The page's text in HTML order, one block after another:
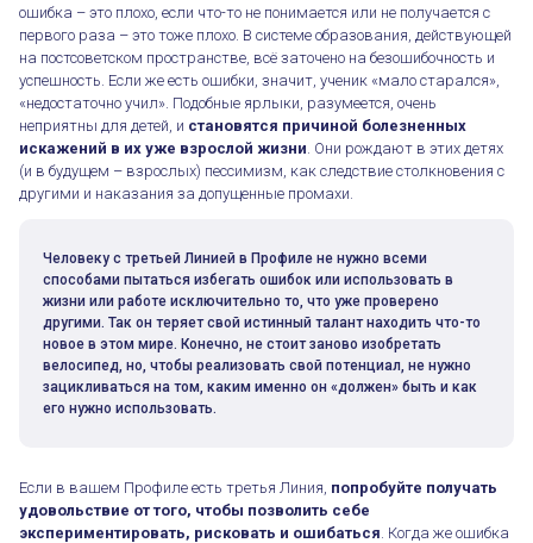
ошибка – это плохо, если что-то не понимается или не получается с
первого раза – это тоже плохо. В системе образования, действующей
на постсоветском пространстве, всё заточено на безошибочность и
успешность. Если же есть ошибки, значит, ученик «мало старался»,
«недостаточно учил». Подобные ярлыки, разумеется, очень
неприятны для детей, и становятся причиной болезненных
искажений в их уже взрослой жизни . Они рождают в этих детях
(и в будущем – взрослых) пессимизм, как следствие столкновения с
другими и наказания за допущенные промахи.
Человеку с третьей Линией в Профиле не нужно всеми
способами пытаться избегать ошибок или использовать в
жизни или работе исключительно то, что уже проверено
другими. Так он теряет свой истинный талант находить что-то
новое в этом мире. Конечно, не стоит заново изобретать
велосипед, но, чтобы реализовать свой потенциал, не нужно
зацикливаться на том, каким именно он «должен» быть и как
его нужно использовать.
Если в вашем Профиле есть третья Линия, попробуйте получать
удовольствие от того, чтобы позволить себе
экспериментировать, рисковать и ошибаться . Когда же ошибка